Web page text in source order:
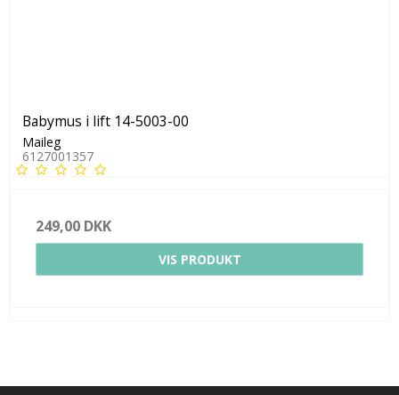
Babymus i lift 14-5003-00
Maileg
6127001357
249,00 DKK
VIS PRODUKT